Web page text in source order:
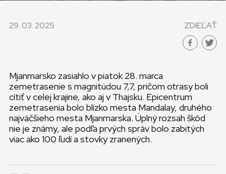
29. 03. 2025 ZDIEĽAŤ
Mjanmarsko zasiahlo v piatok 28. marca
zemetrasenie s magnitúdou 7,7, pričom otrasy boli
cítiť v celej krajine, ako aj v Thajsku. Epicentrum
zemetrasenia bolo blízko mesta Mandalay, druhého
najväčšieho mesta Mjanmarska. Úplný rozsah škôd
nie je známy, ale podľa prvých správ bolo zabitých
viac ako 100 ľudí a stovky zranených.